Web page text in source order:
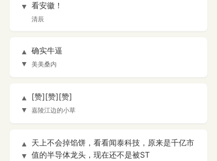
▼ 看安徽！
清辰
▲
▼
确实牛逼
美美桑内
▲
▼
[赞][赞][赞]
嘉陵江边的小草
▲
▼
天上不会掉馅饼，看看闻泰科技，原来是千亿市
值的半导体龙头，现在还不是被ST